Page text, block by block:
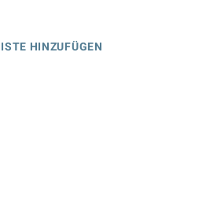
HINZUFÜGEN